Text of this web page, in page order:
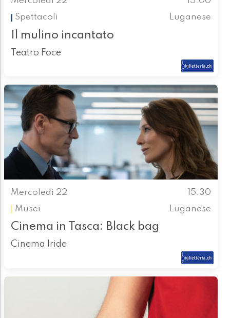
Spettacoli
Luganese
Il mulino incantato
Teatro Foce
Mercoledì 22
15.30
Musei
Luganese
Cinema in Tasca: Black bag
Cinema Iride